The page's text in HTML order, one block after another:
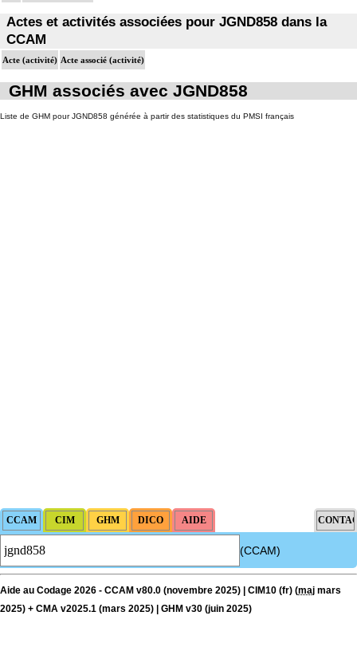
Actes et activités associées pour JGND858 dans la
CCAM
Acte (activité) Acte associé (activité)
GHM associés avec JGND858
Liste de GHM pour JGND858 générée à partir des statistiques du PMSI français
(CCAM)
Aide au Codage 2026 - CCAM v80.0 (novembre 2025) | CIM10 (fr) (maj mars
2025) + CMA v2025.1 (mars 2025) | GHM v30 (juin 2025)